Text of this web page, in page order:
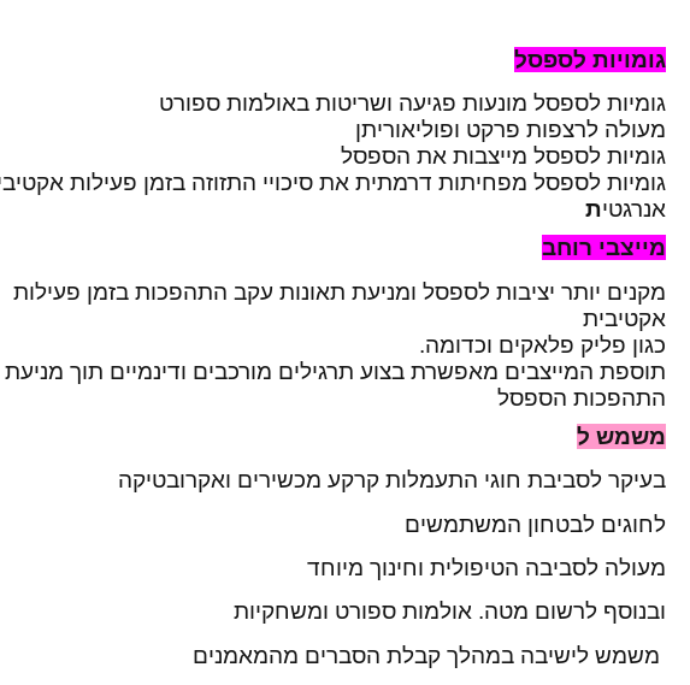
גומויות לספסל
גומיות לספסל מונעות פגיעה ושריטות באולמות ספורט
מעולה לרצפות פרקט ופוליאוריתן
גומיות לספסל מייצבות את הספסל
גומיות לספסל מפחיתות דרמתית את סיכויי התזוזה בזמן פעילות
אנרגטית
מייצבי רוחב
מקנים יותר יציבות לספסל ומניעת תאונות עקב התהפכות בזמן פעילות
אקטיבית
כגון פליק פלאקים וכדומה.
תוספת המייצבים מאפשרת בצוע תרגילים מורכבים ודינמיים תוך מניעת
התהפכות הספסל
משמש ל
בעיקר לסביבת חוגי התעמלות קרקע מכשירים ואקרובטיקה
לחוגים לבטחון המשתמשים
מעולה לסביבה הטיפולית וחינוך מיוחד
ובנוסף לרשום מטה. אולמות ספורט ומשחקיות
משמש לישיבה במהלך קבלת הסברים מהמאמנים